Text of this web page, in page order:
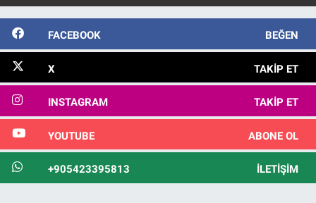
FACEBOOK BEĞEN
X TAKIP ET
INSTAGRAM TAKIP ET
YOUTUBE ABONE OL
+905423395813 İLETIŞIM